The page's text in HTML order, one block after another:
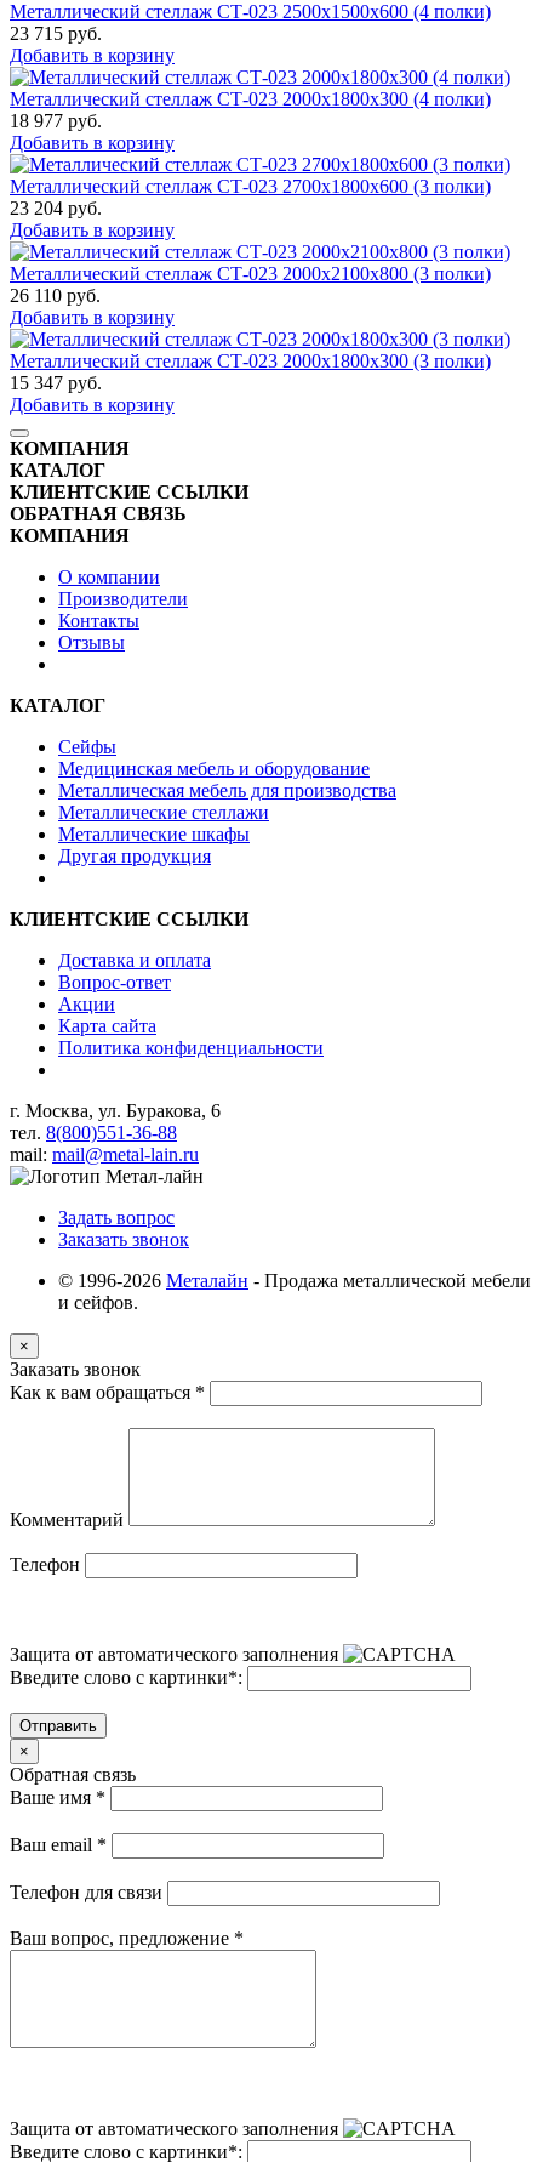
Металлический стеллаж СТ-023 2500x1500x600 (4 полки)
23 715 руб.
Добавить в корзину
Металлический стеллаж СТ-023 2000x1800x300 (4 полки)
18 977 руб.
Добавить в корзину
Металлический стеллаж СТ-023 2700x1800x600 (3 полки)
23 204 руб.
Добавить в корзину
Металлический стеллаж СТ-023 2000x2100x800 (3 полки)
26 110 руб.
Добавить в корзину
Металлический стеллаж СТ-023 2000x1800x300 (3 полки)
15 347 руб.
Добавить в корзину
КОМПАНИЯ
КАТАЛОГ
КЛИЕНТСКИЕ ССЫЛКИ
ОБРАТНАЯ СВЯЗЬ
КОМПАНИЯ
О компании
Производители
Контакты
Отзывы
КАТАЛОГ
Сейфы
Медицинская мебель и оборудование
Металлическая мебель для производства
Металлические стеллажи
Металлические шкафы
Другая продукция
КЛИЕНТСКИЕ ССЫЛКИ
Доставка и оплата
Вопрос-ответ
Акции
Карта сайта
Политика конфиденциальности
г. Москва, ул. Буракова, 6
тел. 8(800)551-36-88
mail: mail@metal-lain.ru
Задать вопрос
Заказать звонок
© 1996-2026 Металайн - Продажа металлической мебели
и сейфов.
×
Заказать звонок
Как к вам обращаться *
Комментарий
Телефон
Защита от автоматического заполнения
Введите слово с картинки*:
Отправить
×
Обратная связь
Ваше имя *
Ваш email *
Телефон для связи
Ваш вопрос, предложение *
Защита от автоматического заполнения
Введите слово с картинки*: